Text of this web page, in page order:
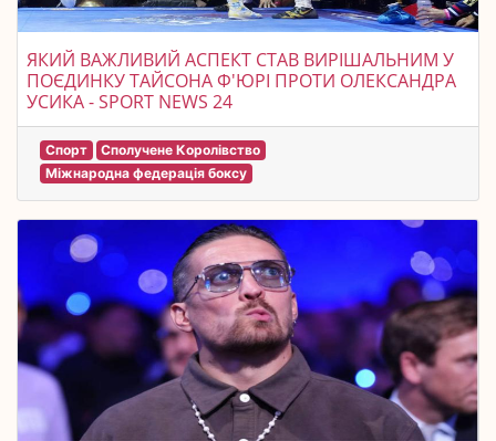
ЯКИЙ ВАЖЛИВИЙ АСПЕКТ СТАВ ВИРІШАЛЬНИМ У
ПОЄДИНКУ ТАЙСОНА Ф'ЮРІ ПРОТИ ОЛЕКСАНДРА
УСИКА - SPORT NEWS 24
Спорт
Сполучене Королівство
Міжнародна федерація боксу